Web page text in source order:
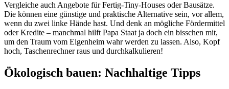
Vergleiche auch Angebote für Fertig-Tiny-Houses oder Bausätze.
Die können eine günstige und praktische Alternative sein, vor allem,
wenn du zwei linke Hände hast. Und denk an mögliche Fördermittel
oder Kredite – manchmal hilft Papa Staat ja doch ein bisschen mit,
um den Traum vom Eigenheim wahr werden zu lassen. Also, Kopf
hoch, Taschenrechner raus und durchkalkulieren!
Ökologisch bauen: Nachhaltige Tipps